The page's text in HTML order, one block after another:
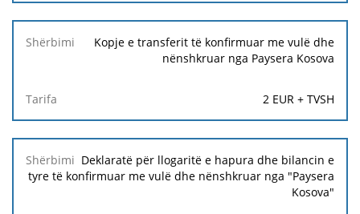
Kopje e transferit të konfirmuar me vulë dhe
nënshkruar nga Paysera Kosova
2 EUR + TVSH
Deklaratë për llogaritë e hapura dhe bilancin e
tyre të konfirmuar me vulë dhe nënshkruar nga "Paysera
Kosova"